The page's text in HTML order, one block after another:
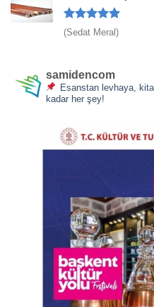
5 üzerinden
5
(Sedat Meral)
samidencom
Esanstan levhaya,
kadar her şey!